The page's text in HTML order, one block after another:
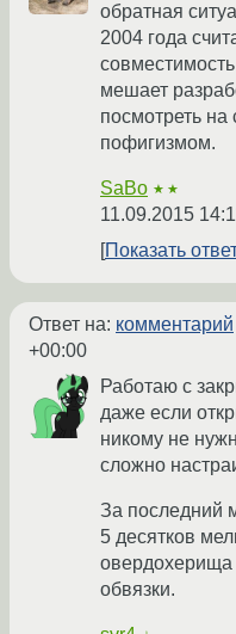
обратная
2004 года
мешает
посмотреть
пофигизмом.
SaBo ★★
11.09.2015
Показать
Ответ на: комментарий
+00:00
Работаю с
даже если
никому не
сложно
За последний
5 десятков
овердохерища
обвязки.